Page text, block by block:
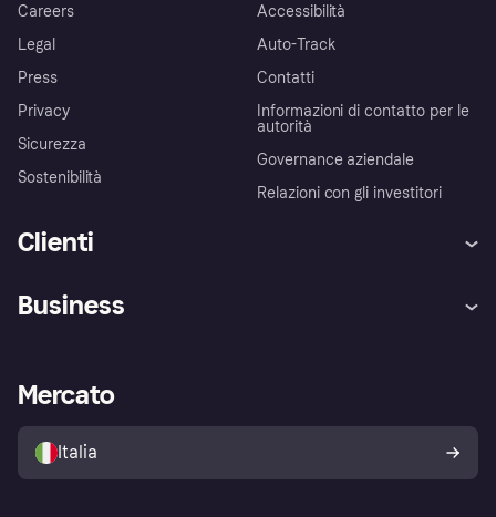
Careers
Legal
Press
Privacy
Sicurezza
Sostenibilità
Accessibilità
Auto-Track
Contatti
Informazioni di contatto per le
autorità
Governance aziendale
Relazioni con gli investitori
Clienti
Esplora i negozi
Politica di protezione
dell'acquirente Klarna
Business
Accesso aziende
Mercato
Italia